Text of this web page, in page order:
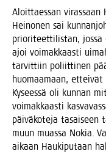
Aloit­taes­san viras­saan
Hei­no­nen sai
prio­ri­teet­ti­lis­tan, jos­sa
ajoi voi­mak­kaas­ti
tar­vit­tiin poliit­ti­nen
huo­maa­maan,
Kysees­sä oli kun­nan
voi­mak­kaas­ti
päi­vä­ko­te­ja tasai­seen
muun muas­sa Nokia.
aikaan Hau­ki­pu­taan